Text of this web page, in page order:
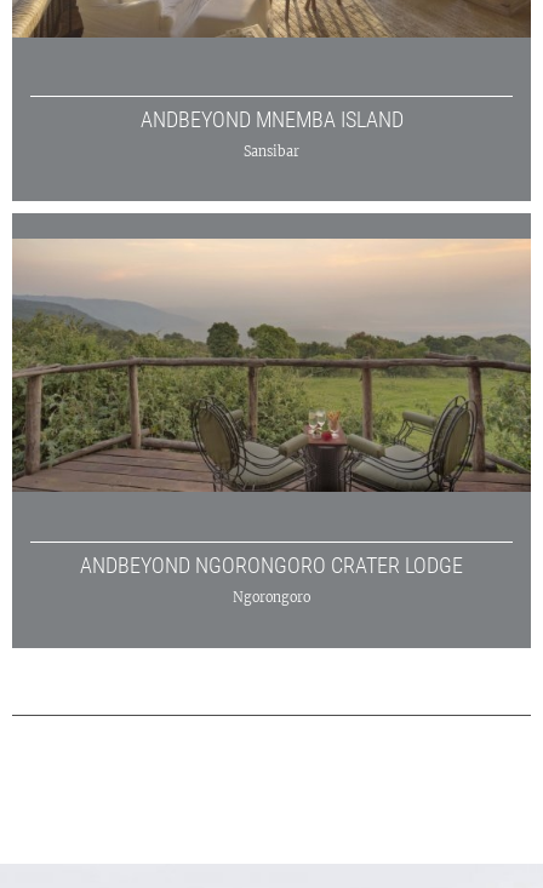
ANDBEYOND MNEMBA ISLAND
Sansibar
ANDBEYOND NGORONGORO CRATER LODGE
Ngorongoro